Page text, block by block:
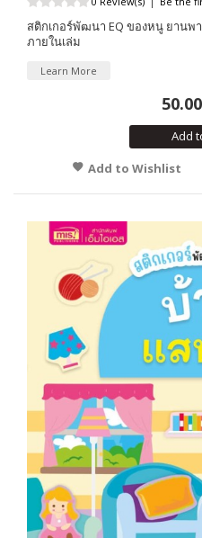
สติกเกอร์พัฒนา EQ ของหนู ยาน
ภายในเล่ม
Learn More
Add
Add to Wishlist